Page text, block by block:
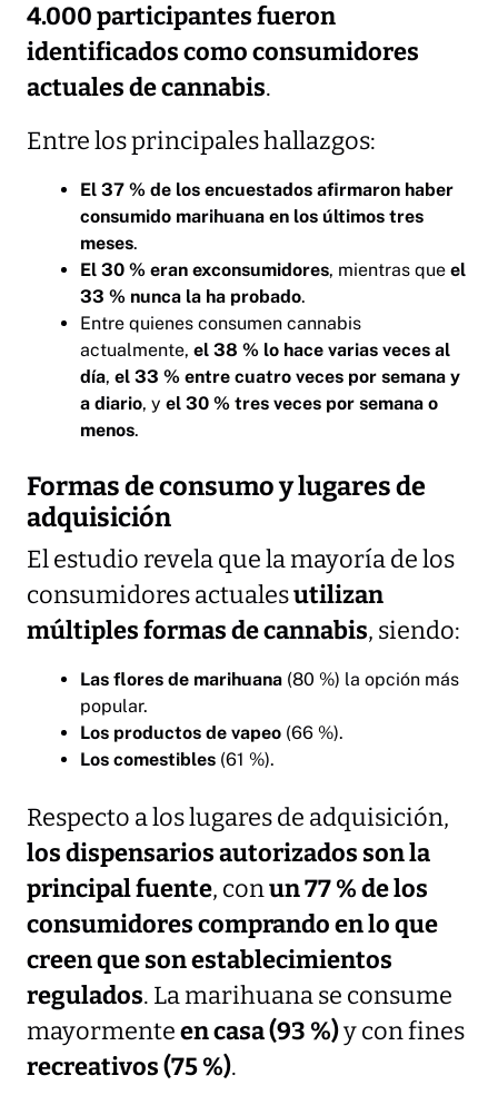
4.000 participantes fueron
identificados como consumidores
actuales de cannabis.
Entre los principales hallazgos:
El 37 % de los encuestados afirmaron haber
consumido marihuana en los últimos tres
meses.
El 30 % eran exconsumidores, mientras que el
33 % nunca la ha probado.
Entre quienes consumen cannabis
actualmente, el 38 % lo hace varias veces al
día, el 33 % entre cuatro veces por semana y
a diario, y el 30 % tres veces por semana o
menos.
Formas de consumo y lugares de
adquisición
El estudio revela que la mayoría de los
consumidores actualesutilizan
múltiples formas de cannabis, siendo:
Las flores de marihuana (80 %) la opción más
popular.
Los productos de vapeo (66 %).
Los comestibles (61 %).
Respecto a los lugares de adquisición,
los dispensarios autorizados son la
principal fuente, conun 77 % de los
consumidores comprando en lo que
creen que son establecimientos
regulados. La marihuana se consume
mayormenteen casa (93 %)y con fines
recreativos (75 %).